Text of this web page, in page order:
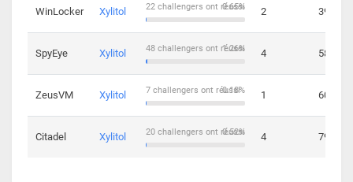
WinLocker Xylitol 0.65%
22 challengers ont réussi 2 39
SpyEye Xylitol 1.26%
48 challengers ont réussi 4 58
ZeusVM Xylitol 0.18%
7 challengers ont réussi 1 60
Citadel Xylitol 0.52%
20 challengers ont réussi 4 79